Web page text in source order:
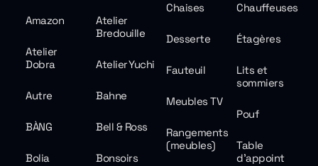
Amazon
Atelier
Bredouille
Atelier
Dobra
Atelier Yuchi
Autre Bahne
BÀNG Bell & Ross
Bolia Bonsoirs
Chaises Chauffeuses
Desserte Étagères
Fauteuil
Lits et
sommiers
Meubles TV
Pouf
Rangements
(meubles)
Table
d'appoint